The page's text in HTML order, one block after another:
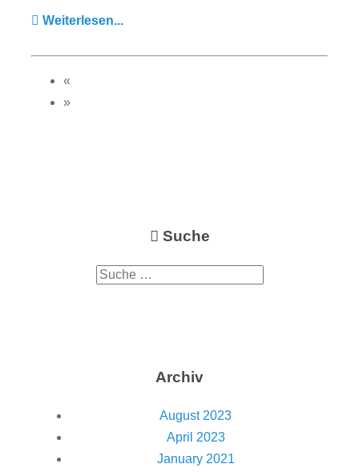
Weiterlesen...
«
»
Suche
Archiv
August 2023
April 2023
January 2021